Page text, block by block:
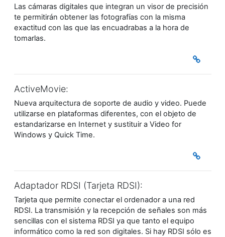
Las cámaras digitales que integran un visor de precisión
te permitirán obtener las fotografías con la misma
exactitud con las que las encuadrabas a la hora de
tomarlas.
ActiveMovie:
Nueva arquitectura de soporte de audio y video. Puede
utilizarse en plataformas diferentes, con el objeto de
estandarizarse en Internet y sustituir a Video for
Windows y Quick Time.
Adaptador RDSI (Tarjeta RDSI):
Tarjeta que permite conectar el ordenador a una red
RDSI. La transmisión y la recepción de señales son más
sencillas con el sistema RDSI ya que tanto el equipo
informático como la red son digitales. Si hay RDSI sólo es